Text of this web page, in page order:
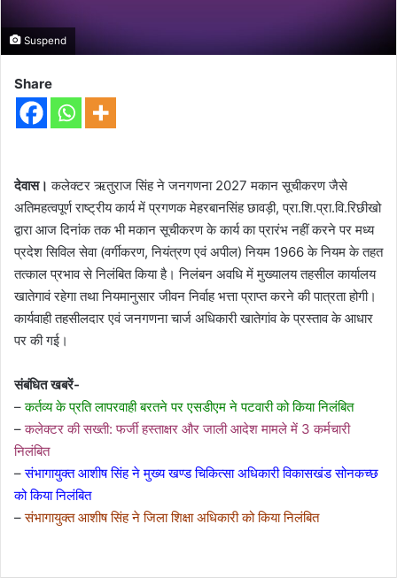
Suspend
Share
देवास।कलेक्टर ऋतुराज सिंह ने जनगणना 2027 मकान सूचीकरण जैसे
अतिमहत्वपूर्ण राष्ट्रीय कार्य में प्रगणक मेहरबानसिंह छावड़ी, प्रा.शि.प्रा.वि.रिछीखो
द्वारा आज दिनांक तक भी मकान सूचीकरण के कार्य का प्रारंभ नहीं करने पर मध्य
प्रदेश सिविल सेवा (वर्गीकरण, नियंत्रण एवं अपील) नियम 1966 के नियम के तहत
तत्काल प्रभाव से निलंबित किया है। निलंबन अवधि में मुख्यालय तहसील कार्यालय
खातेगावं रहेगा तथा नियमानुसार जीवन निर्वाह भत्ता प्राप्त करने की पात्रता होगी।
कार्यवाही तहसीलदार एवं जनगणना चार्ज अधिकारी खातेगांव के प्रस्ताव के आधार
पर की गई।
संबंधित खबरें-
–कर्तव्य के प्रति लापरवाही बरतने पर एसडीएम ने पटवारी को किया निलंबित⁠
–कलेक्टर की सख्ती: फर्जी हस्ताक्षर और जाली आदेश मामले में 3 कर्मचारी
निलंबित⁠
–संभागायुक्त आशीष सिंह ने मुख्य खण्ड चिकित्सा अधिकारी विकासखंड सोनकच्छ
को किया निलंबित⁠
–संभागायुक्त आशीष सिंह ने जिला शिक्षा अधिकारी को किया निलंबित⁠